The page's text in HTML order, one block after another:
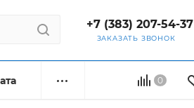
+7 (383) 207-54-37
ЗАКАЗАТЬ ЗВОНОК
0